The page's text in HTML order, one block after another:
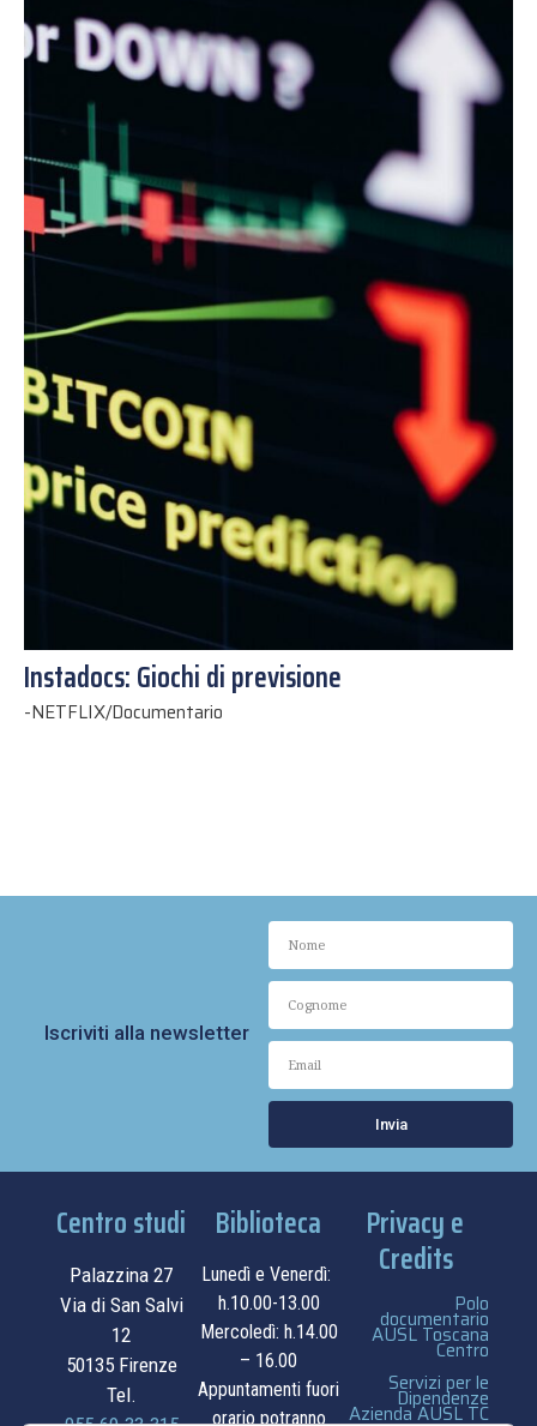
Instadocs: Giochi di previsione
-NETFLIX/Documentario
Iscriviti alla newsletter
Invia
Centro studi
Palazzina 27
Via di San Salvi
12
50135 Firenze
Tel.
Biblioteca
Lunedì e Venerdì:
h.10.00-13.00
Mercoledì: h.14.00
– 16.00
Appuntamenti fuori
orario potranno
Privacy e
Credits
Polo
documentario
AUSL Toscana
Centro
Servizi per le
Dipendenze
Azienda AUSL TC